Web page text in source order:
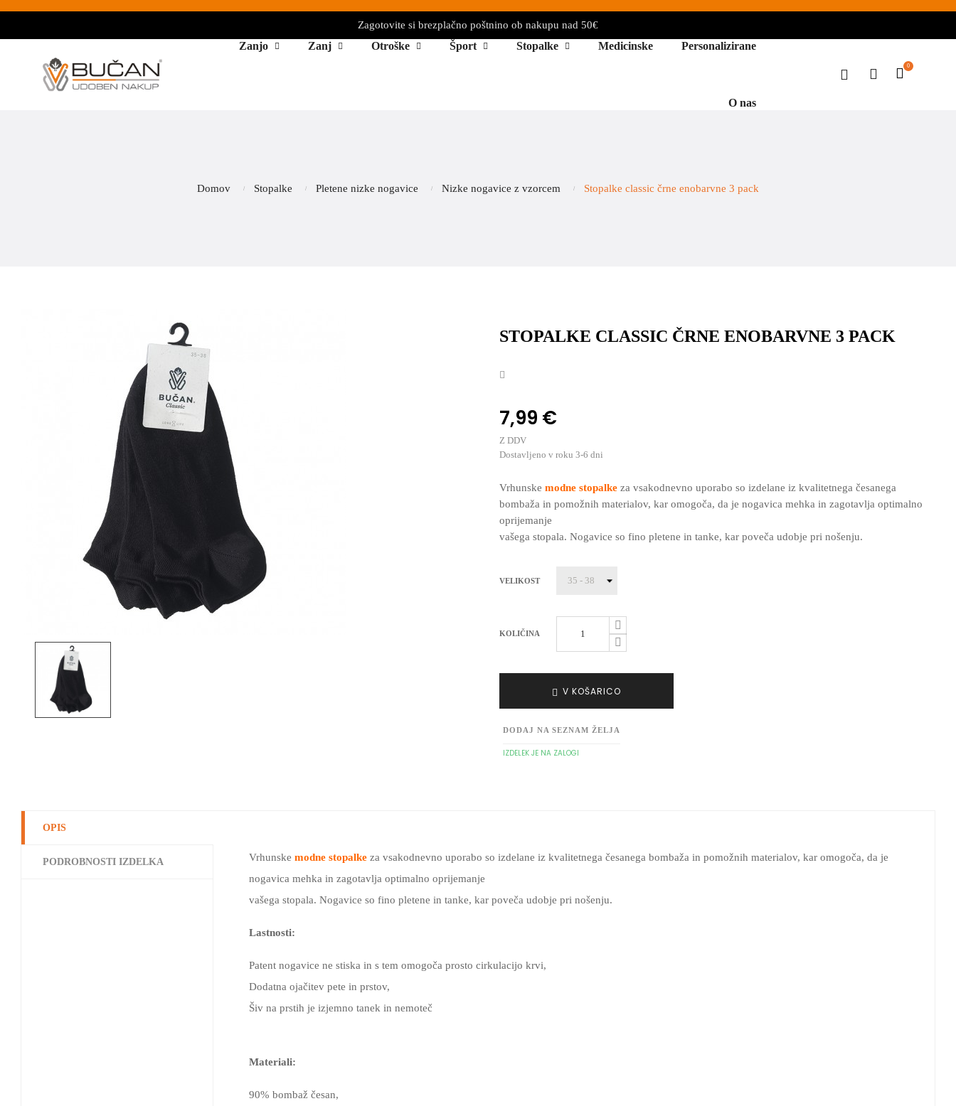
Zagotovite si brezplačno poštnino ob nakupu nad 50€
Zanjo Zanj Otroške Šport Stopalke Medicinske Personalizirane
O nas
0
Domov Stopalke Pletene nizke nogavice Nizke nogavice z vzorcem Stopalke classic črne enobarvne 3 pack
STOPALKE CLASSIC ČRNE ENOBARVNE 3 PACK
7,99 €
Z DDV
Dostavljeno v roku 3-6 dni
Vrhunske modne stopalke za vsakodnevno uporabo so izdelane iz kvalitetnega česanega
bombaža in pomožnih materialov, kar omogoča, da je nogavica mehka in zagotavlja optimalno
oprijemanje
vašega stopala. Nogavice so fino pletene in tanke, kar poveča udobje pri nošenju.
VELIKOST
KOLIČINA
V KOŠARICO
DODAJ NA SEZNAM ŽELJA
IZDELEK JE NA ZALOGI
OPIS
PODROBNOSTI IZDELKA Vrhunske modne stopalke za vsakodnevno uporabo so izdelane iz kvalitetnega česanega bombaža in pomožnih materialov, kar omogoča, da je
nogavica mehka in zagotavlja optimalno oprijemanje
vašega stopala. Nogavice so fino pletene in tanke, kar poveča udobje pri nošenju.
Lastnosti:
Patent nogavice ne stiska in s tem omogoča prosto cirkulacijo krvi,
Dodatna ojačitev pete in prstov,
Šiv na prstih je izjemno tanek in nemoteč
Materiali:
90% bombaž česan,